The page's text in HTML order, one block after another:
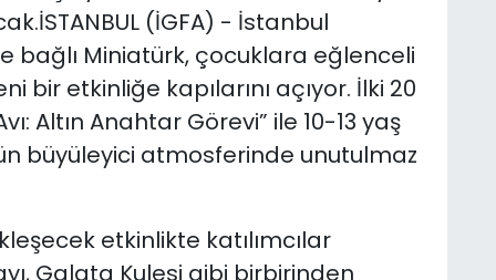
(İGFA) - İstanbul
bağlı Miniatürk, çocuklara eğlenceli
etkinliğe kapılarını açıyor. İlki 20
Altın Anahtar Görevi” ile 10-13 yaş
büyüleyici atmosferinde unutulmaz
etkinlikte katılımcılar
Galata Kulesi gibi birbirinden